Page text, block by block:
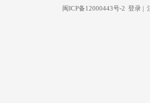
闽ICP备12000443号-2 登录 |